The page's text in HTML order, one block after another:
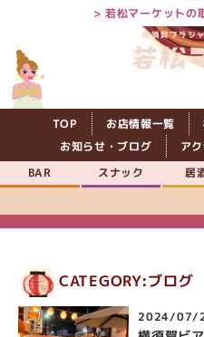
> 若松マーケットの
TOP お店情報一覧
お知らせ・ブログ
ア
BAR
スナック 居
CATEGORY:ブログ
2024/07/